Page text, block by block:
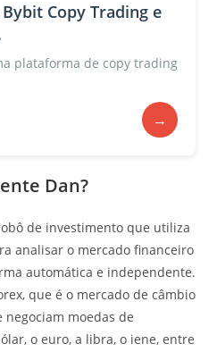
Copy Trading e
plataforma de copy trading
→
Dan?
de investimento que utiliza
analisar o mercado financeiro
automática e independente.
que é o mercado de câmbio
negociam moedas de
o euro, a libra, o iene, entre